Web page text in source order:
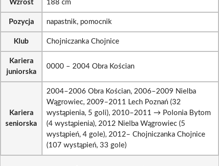
Wzrost 188 cm
Pozycja napastnik, pomocnik
Klub Chojniczanka Chojnice
Kariera
juniorska
0000 – 2004 Obra Kościan
Kariera
seniorska
2004–2006 Obra Kościan, 2006–2009 Nielba
Wągrowiec, 2009–2011 Lech Poznań (32
wystąpienia, 5 goli), 2010–2011 → Polonia Bytom
(4 wystąpienia), 2012 Nielba Wągrowiec (5
wystąpień, 4 gole), 2012– Chojniczanka Chojnice
(107 wystąpień, 33 gole)